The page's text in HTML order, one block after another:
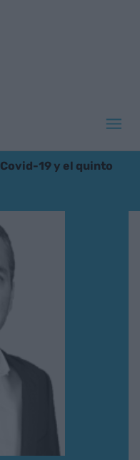
Covid-19 y el quinto